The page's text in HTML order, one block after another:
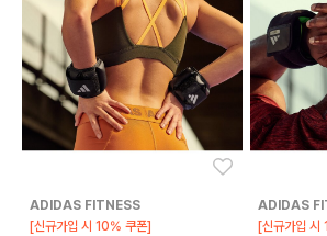
ADIDAS FITNESS
[신규가입 시 10% 쿠폰]
ADIDAS
[신규가입 시